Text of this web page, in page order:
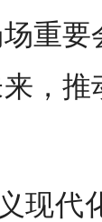
重
，
现代